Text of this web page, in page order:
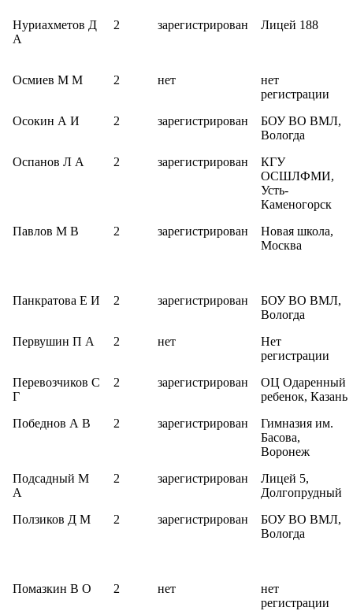
Нуриахметов Д
А
2 зарегистрирован Лицей 188
Осмиев М М 2 нет
нет
регистрации
Осокин А И
2 зарегистрирован
БОУ ВО ВМЛ,
Вологда
Оспанов Л А
2 зарегистрирован
КГУ
ОСШЛФМИ,
Усть-
Каменогорск
Павлов М В
2 зарегистрирован
Новая школа,
Москва
Панкратова Е И 2 зарегистрирован
БОУ ВО ВМЛ,
Вологда
Первушин П А
2 нет
Нет
регистрации
Перевозчиков С
Г
2 зарегистрирован
ОЦ Одаренный
ребенок, Казань
Победнов А В
2 зарегистрирован
Гимназия им.
Басова,
Воронеж
Подсадный М
А
2 зарегистрирован
Лицей 5,
Долгопрудный
Ползиков Д М
2 зарегистрирован
БОУ ВО ВМЛ,
Вологда
Помазкин В О 2 нет
нет
регистрации